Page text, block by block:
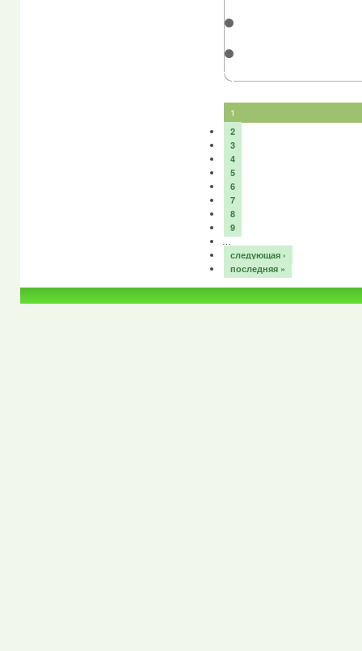
1
2
3
4
5
6
7
8
9
…
следующая ›
последняя »